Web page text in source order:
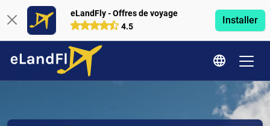
eLandFly - Offres de voyage
4.5
Installer